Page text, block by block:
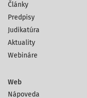
Články
Predpisy
Judikatúra
Aktuality
Webináre
Web
Nápoveda